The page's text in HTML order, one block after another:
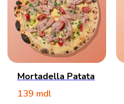
Mortadella Patata
139 mdl